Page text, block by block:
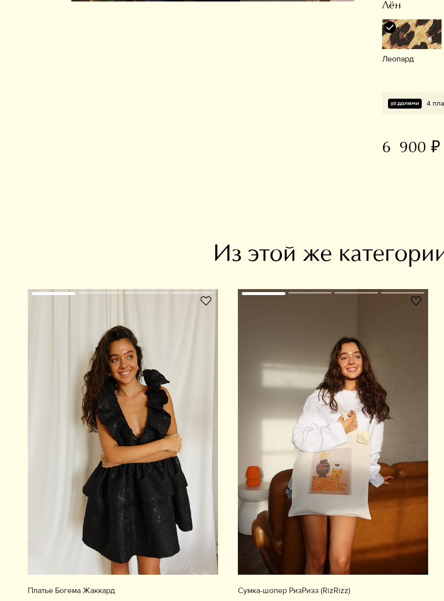
Лён
Леопард
4
6 900 ₽
Из этой же
Платье Богема Жаккард
Сумка-шопер РизРизз (RizRizz)